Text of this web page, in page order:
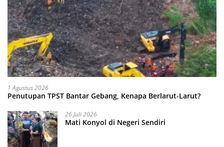
1 Agustus 2026
Penutupan TPST Bantar Gebang, Kenapa Berlarut-Larut?
26 Juli 2026
Mati Konyol di Negeri Sendiri